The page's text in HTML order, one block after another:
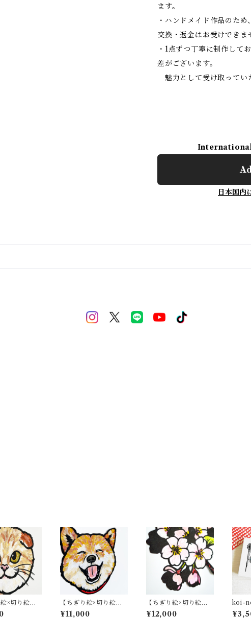
ます。
・ハンドメイド作品のた
交換・返金はお受けできま
・1点ずつ丁寧に制作して
差がございます。
魅力として受け取ってい
日本国内
絵×切り絵】
Paper-Ca
Fol
【ちぎり絵×切り絵】
原画アート Paper-Do
g #01（柴犬）
¥11,000
【ちぎり絵×切り絵】
原画アート 『saku
-ra （桜）』
¥12,000
koi-
ﾄﾊﾟﾈﾙ